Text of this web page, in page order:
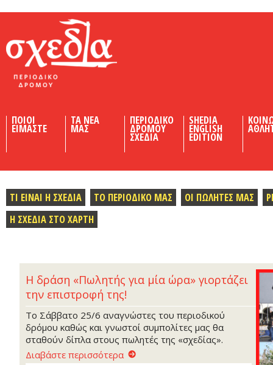
ΠΟΙΟΙ
ΕΙΜΑΣΤΕ
ΤΑ ΝΕΑ
ΜΑΣ
ΠΕΡΙΟΔΙΚΟ
ΔΡΟΜΟΥ
ΣΧΕΔΙΑ
SHEDIA
ENGLISH
EDITION
ΤΙ ΕΙΝΑΙ Η ΣΧΕΔΙΑ ΤΟ ΠΕΡΙΟΔΙΚΟ ΜΑΣ ΟΙ ΠΩΛΗΤΕΣ ΜΑΣ
Η ΣΧΕΔΙΑ ΣΤΟ ΧΑΡΤΗ
Η δράση «Πωλητής για μία ώρα» γιορτάζει
την επιστροφή της!
Το Σάββατο 25/6 αναγνώστες του περιοδικού
δρόμου καθώς και γνωστοί συμπολίτες μας θα
σταθούν δίπλα στους πωλητές της «σχεδίας».
Διαβάστε περισσότερα